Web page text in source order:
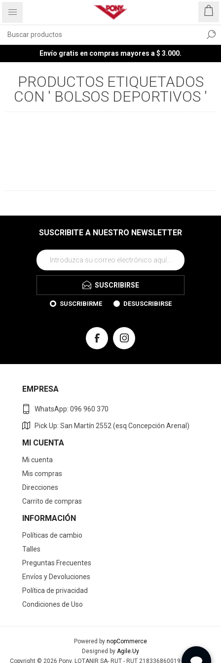
Envío gratis en compras mayores a $ 3.000.
PRODUCTOS ETIQUETADOS
CON ' BOLSOS DEPORTIVOS '
SUSCRIBITE A NUESTRO NEWSLETTER
SUSCRIBIRSE
SUSCRIBIRME DESUSCRIBIRSE
EMPRESA
WhatsApp: 096 960 370
Pick Up: San Martín 2552 (esq Concepción Arenal)
MI CUENTA
Mi cuenta
Mis compras
Direcciones
Carrito de compras
INFORMACIÓN
Políticas de cambio
Talles
Preguntas Frecuentes
Envíos y Devoluciones
Política de privacidad
Condiciones de Uso
Powered by nopCommerce
Designed by Agile.Uy
Copyright © 2026 Pony. LOTANIR SA- RUT - RUT 218336860019 - Todos los